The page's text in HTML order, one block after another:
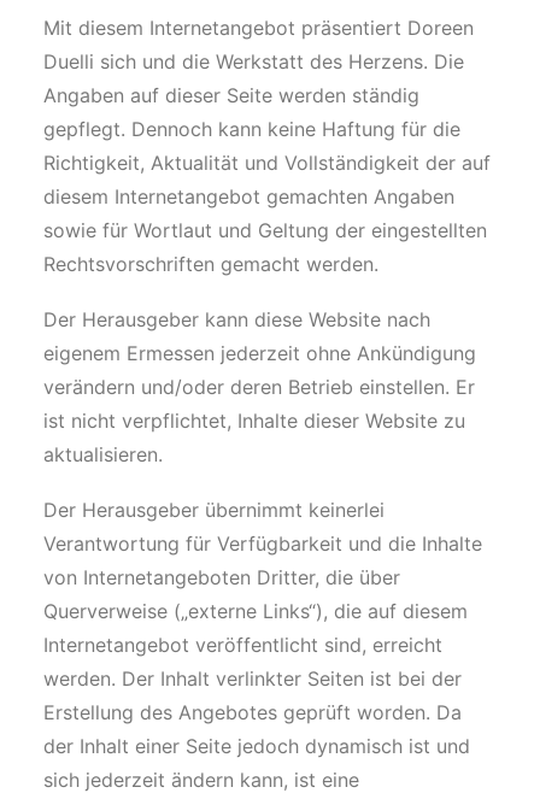
Mit diesem Internetangebot präsentiert Doreen
Duelli sich und die Werkstatt des Herzens. Die
Angaben auf dieser Seite werden ständig
gepflegt. Dennoch kann keine Haftung für die
Richtigkeit, Aktualität und Vollständigkeit der auf
diesem Internetangebot gemachten Angaben
sowie für Wortlaut und Geltung der eingestellten
Rechtsvorschriften gemacht werden.
Der Herausgeber kann diese Website nach
eigenem Ermessen jederzeit ohne Ankündigung
verändern und/oder deren Betrieb einstellen. Er
ist nicht verpflichtet, Inhalte dieser Website zu
aktualisieren.
Der Herausgeber übernimmt keinerlei
Verantwortung für Verfügbarkeit und die Inhalte
von Internetangeboten Dritter, die über
Querverweise („externe Links“), die auf diesem
Internetangebot veröffentlicht sind, erreicht
werden. Der Inhalt verlinkter Seiten ist bei der
Erstellung des Angebotes geprüft worden. Da
der Inhalt einer Seite jedoch dynamisch ist und
sich jederzeit ändern kann, ist eine